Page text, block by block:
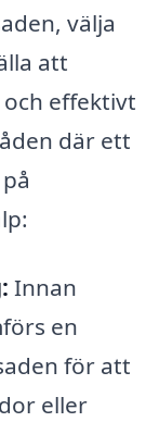
välja
att
effektivt
där ett
Innan
en
för att
eller